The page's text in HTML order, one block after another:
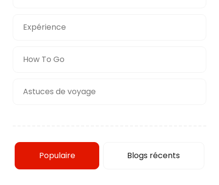
Expérience
How To Go
Astuces de voyage
Populaire Blogs récents